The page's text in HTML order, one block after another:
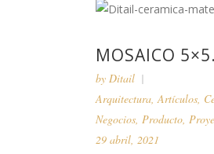
MOSAICO
by Ditail
Arquitectura,Artículos,
Negocios, Producto,
29 abril, 2021